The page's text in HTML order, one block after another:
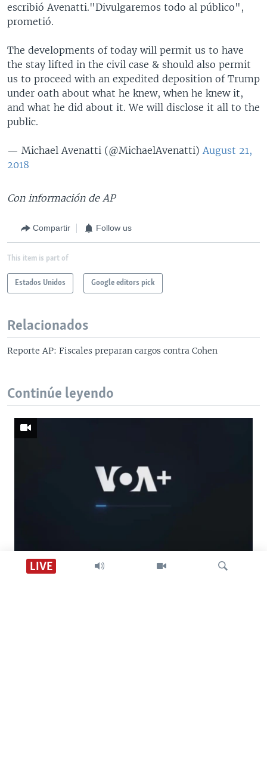
LIVE
escribió Avenatti."Divulgaremos todo al público",
prometió.
The developments of today will permit us to have
the stay lifted in the civil case & should also permit
us to proceed with an expedited deposition of Trump
under oath about what he knew, when he knew it,
and what he did about it. We will disclose it all to the
public.
— Michael Avenatti (@MichaelAvenatti) August 21,
2018
Con información de AP
Compartir Follow us
This item is part of
Estados Unidos Google editors pick
Relacionados
Reporte AP: Fiscales preparan cargos contra Cohen
Continúe leyendo
Descarga VOA +